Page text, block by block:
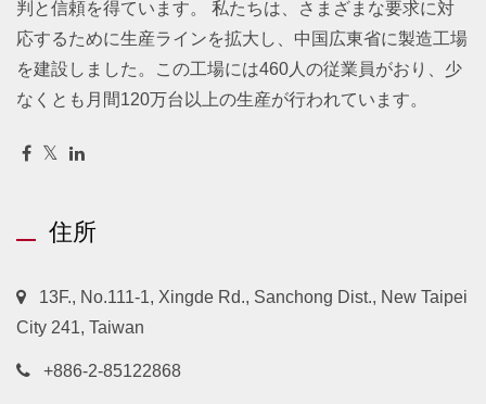
判と信頼を得ています。 私たちは、さまざまな要求に対
応するために生産ラインを拡大し、中国広東省に製造工場
を建設しました。この工場には460人の従業員がおり、少
なくとも月間120万台以上の生産が行われています。
住所
13F., No.111-1, Xingde Rd., Sanchong Dist., New Taipei
City 241, Taiwan
+886-2-85122868